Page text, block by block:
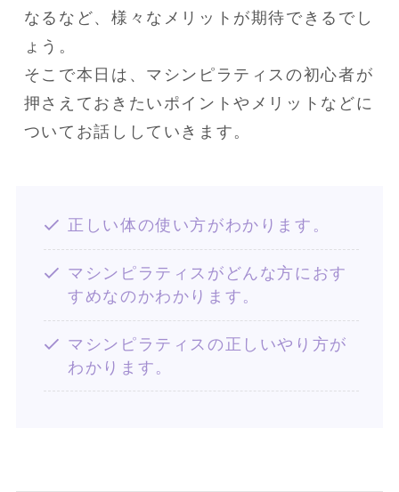
なるなど、様々なメリットが期待できるでし
ょう。
そこで本日は、マシンピラティスの初心者が
押さえておきたいポイントやメリットなどに
ついてお話ししていきます。
正しい体の使い方がわかります。
マシンピラティスがどんな方におす
すめなのかわかります。
マシンピラティスの正しいやり方が
わかります。